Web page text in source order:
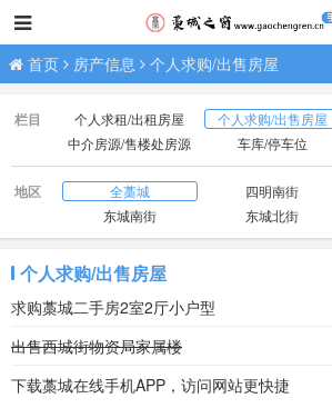
首页 房产信息 个人求购/出售房屋
栏目 个人求租/出租房屋 个人求购/出售房屋
中介房源/售楼处房源
车库/停车位
门市/商铺/办公房
厂房/场地/山林/土地
地区 全藁城 四明南街
东城南街
东城北街
昌盛南街
昌盛北街
新华街
个人求购/出售房屋
求购藁城二手房2室2厅小户型
出售西城街物资局家属楼
下载藁城在线手机APP，访问网站更快捷